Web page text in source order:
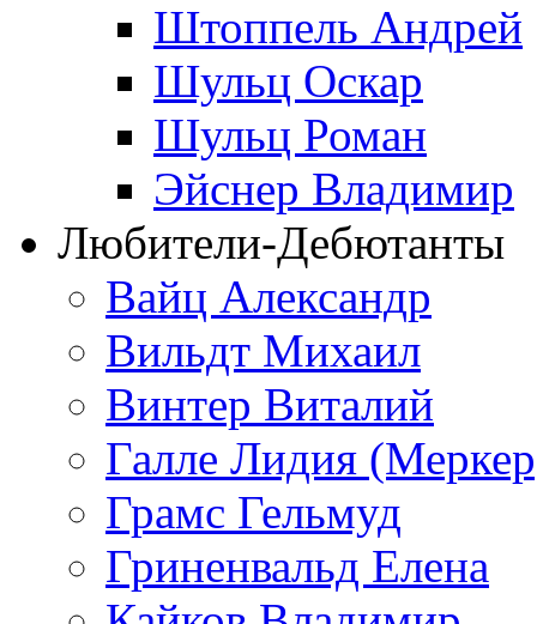
Штоппель Андрей
Шульц Оскар
Шульц Роман
Эйснер Владимир
Любители-Дебютанты
Вайц Александр
Вильдт Михаил
Винтер Виталий
Галле Лидия
Грамс Гельмуд
Гриненвальд Елена